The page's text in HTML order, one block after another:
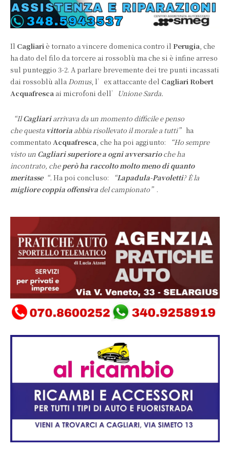
Il Cagliariè tornato a vincere domenica contro il Perugia, che
ha dato del filo da torcere ai rossoblù ma che si è infine arreso
sul punteggio 3-2. A parlare brevemente dei tre punti incassati
dai rossoblù alla Domus, l’ex attaccante del Cagliari Robert
Acquafresca ai microfoni dell’ Unione Sarda.
“IlCagliariarrivava da un momento difficile e penso
che questa vittoria abbia risollevato il morale a tutti” ha
commentato Acquafresca, che ha poi aggiunto:
“Ho sempre
visto un Cagliari superiore a ogni avversarioche ha
incontrato, cheperò ha raccolto molto meno di quanto
meritasse“. Ha poi concluso: “Lapadula-Pavoletti? È la
migliore coppia offensiva del campionato” .